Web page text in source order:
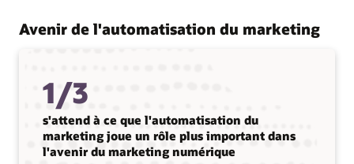
Avenir de l'automatisation du marketing
1/3
s'attend à ce que l'automatisation du
marketing joue un rôle plus important dans
l'avenir du marketing numérique